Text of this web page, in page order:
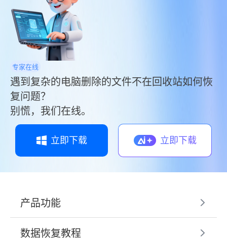
专家在线
遇到复杂的电脑删除的文件不在回收站如何恢
复问题？
别慌，我们在线。
立即下载 立即下载
产品功能
数据恢复教程